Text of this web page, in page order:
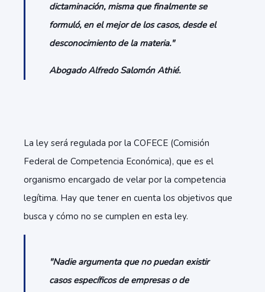
dictaminación, misma que finalmente se
formuló, en el mejor de los casos, desde el
desconocimiento de la materia."
Abogado Alfredo Salomón Athié.
La ley será regulada por la COFECE (Comisión
Federal de Competencia Económica), que es el
organismo encargado de velar por la competencia
legítima. Hay que tener en cuenta los objetivos que
busca y cómo no se cumplen en esta ley.
"Nadie argumenta que no puedan existir
casos específicos de empresas o de